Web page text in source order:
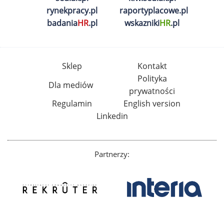
rynekpracy.pl
raportyplacowe.pl
badaniaHR.pl wskaznikiHR.pl
Sklep
Kontakt
Dla mediów
Polityka
prywatności
Regulamin
English version
Linkedin
Partnerzy: